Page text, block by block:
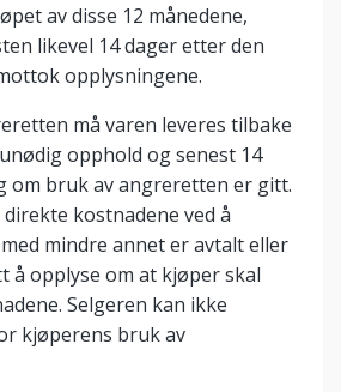
av disse 12 månedene,
likevel 14 dager etter den
opplysningene.
må varen leveres tilbake
opphold og senest 14
om bruk av angreretten er gitt.
kostnadene ved å
mindre annet er avtalt eller
å opplyse om at kjøper skal
Selgeren kan ikke
kjøperens bruk av